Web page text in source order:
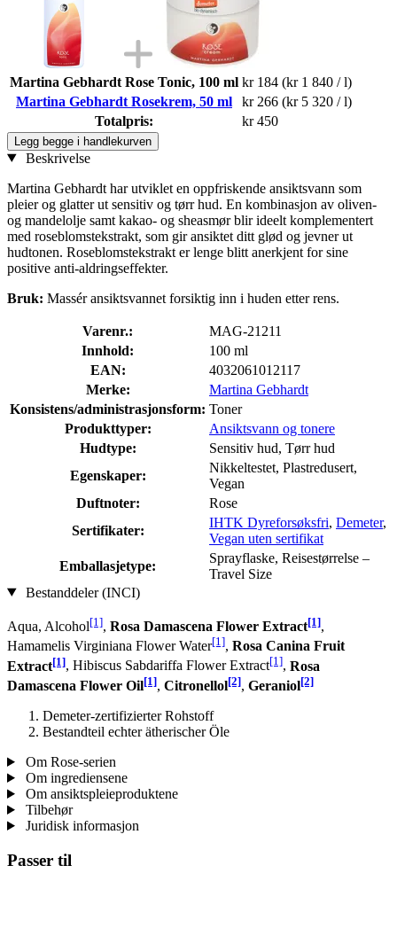
Martina Gebhardt Rose Tonic, 100 ml kr 184 (kr 1 840 / l)
Martina Gebhardt Rosekrem, 50 ml
kr 266 (kr 5 320 / l)
Totalpris:
kr 450
Legg begge i handlekurven
Beskrivelse
Martina Gebhardt har utviklet en oppfriskende ansiktsvann som
pleier og glatter ut sensitiv og tørr hud. En kombinasjon av oliven-
og mandelolje samt kakao- og sheasmør blir ideelt komplementert
med roseblomstekstrakt, som gir ansiktet ditt glød og jevner ut
hudtonen. Roseblomstekstrakt er lenge blitt anerkjent for sine
positive anti-aldringseffekter.
Bruk: Massér ansiktsvannet forsiktig inn i huden etter rens.
Varenr.:
MAG-21211
Innhold:
100 ml
EAN:
4032061012117
Merke:
Martina Gebhardt
Konsistens/administrasjonsform: Toner
Produkttyper:
Ansiktsvann og tonere
Hudtype:
Sensitiv hud, Tørr hud
Egenskaper:
Nikkeltestet, Plastredu­sert,
Vegan
Duftnoter:
Rose
Sertifikater:
IHTK Dyreforsøksfri, Demeter,
Vegan uten sertifikat
Emballasjetype:
Sprayflaske, Reisestørrelse –
Travel Size
Bestanddeler (INCI)
Aqua, Alcohol[1], Rosa Damascena Flower Extract[1],
Hamamelis Virginiana Flower Water[1], Rosa Canina Fruit
Extract[1], Hibiscus Sabdariffa Flower Extract[1], Rosa
Damascena Flower Oil[1], Citronellol[2], Geraniol[2]
Demeter-zertifizierter Rohstoff
Bestandteil echter ätherischer Öle
Om Rose-serien
Om ingrediensene
Om ansiktspleieproduktene
Tilbehør
Juridisk informasjon
Passer til